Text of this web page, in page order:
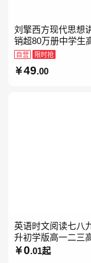
刘擎西方现代思想
销超80万册中学生
素材库常驻寒暑假
单，奇葩说导师刘
作讲透西方思想史
自营 限时抢
49.00
英语时文阅读七八
升初学版高一二三
30快捷英语阅读理
0.01起